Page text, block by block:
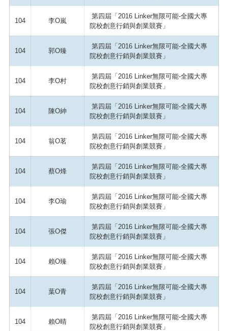
104 李O嵐
第四屆「2016 Linker無限可能-全國大專
院校創意行銷與創業競賽」
104 郭O臻
第四屆「2016 Linker無限可能-全國大專
院校創意行銷與創業競賽」
104 李O村
第四屆「2016 Linker無限可能-全國大專
院校創意行銷與創業競賽」
104 陳O紳
第四屆「2016 Linker無限可能-全國大專
院校創意行銷與創業競賽」
104 翁O茗
第四屆「2016 Linker無限可能-全國大專
院校創意行銷與創業競賽」
104 蔡O烽
第四屆「2016 Linker無限可能-全國大專
院校創意行銷與創業競賽」
104 李O瑜
第四屆「2016 Linker無限可能-全國大專
院校創意行銷與創業競賽」
104 張O傑
第四屆「2016 Linker無限可能-全國大專
院校創意行銷與創業競賽」
104 賴O臻
第四屆「2016 Linker無限可能-全國大專
院校創意行銷與創業競賽」
104 葉O青
第四屆「2016 Linker無限可能-全國大專
院校創意行銷與創業競賽」
104 賴O晴
第四屆「2016 Linker無限可能-全國大專
院校創意行銷與創業競賽」